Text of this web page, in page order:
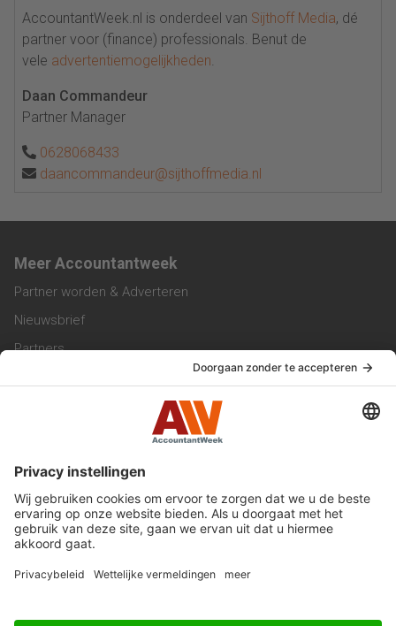
AccountantWeek.nl is onderdeel van Sijthoff Media, dé
partner voor (finance) professionals. Benut de
vele advertentiemogelijkheden.
Daan Commandeur
Partner Manager
0628068433
daancommandeur@sijthoffmedia.nl
Meer Accountantweek
Partner worden & Adverteren
Nieuwsbrief
Partners
Werken bij ons
Privacy Statement
Algemene Voorwaarden
Privacyinstellingen